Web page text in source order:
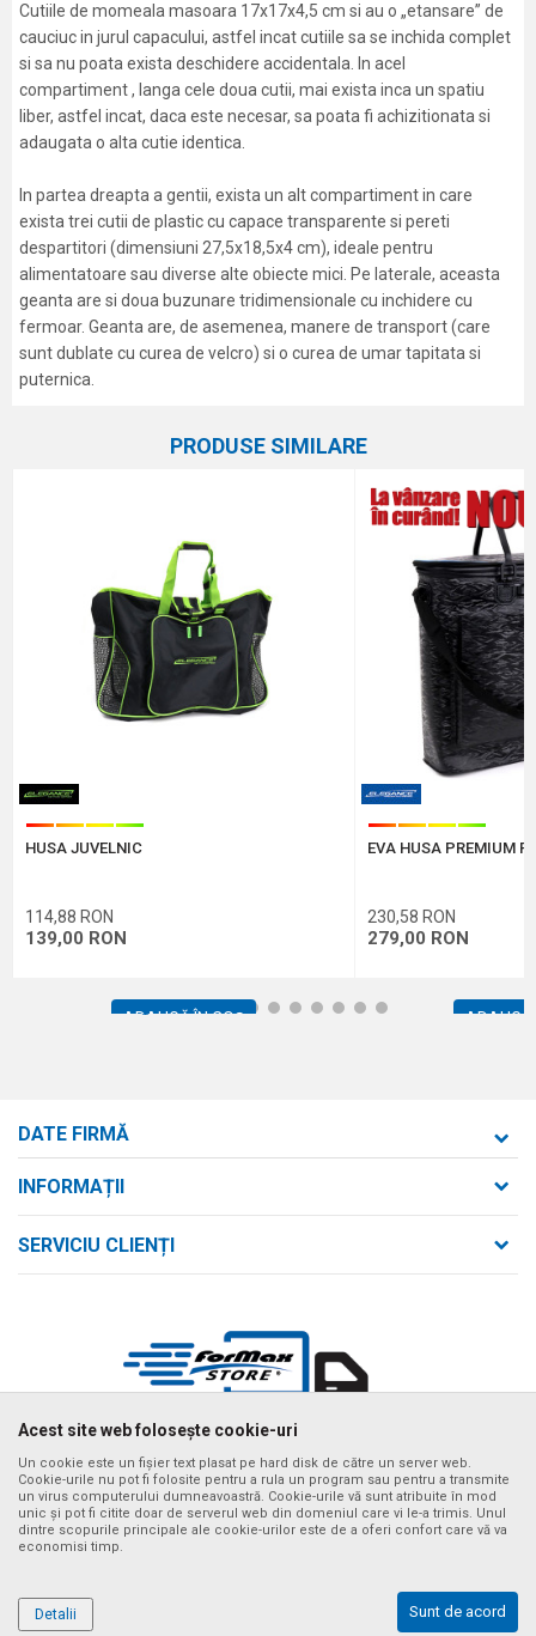
Cutiile de momeala masoara 17x17x4,5 cm si au o „etansare” de
cauciuc in jurul capacului, astfel incat cutiile sa se inchida complet
si sa nu poata exista deschidere accidentala. In acel
compartiment , langa cele doua cutii, mai exista inca un spatiu
liber, astfel incat, daca este necesar, sa poata fi achizitionata si
adaugata o alta cutie identica.
In partea dreapta a gentii, exista un alt compartiment in care
exista trei cutii de plastic cu capace transparente si pereti
despartitori (dimensiuni 27,5x18,5x4 cm), ideale pentru
alimentatoare sau diverse alte obiecte mici. Pe laterale, aceasta
geanta are si doua buzunare tridimensionale cu inchidere cu
fermoar. Geanta are, de asemenea, manere de transport (care
sunt dublate cu curea de velcro) si o curea de umar tapitata si
puternica.
Genți universale
Elegance Feeder Pro
Comentariu
PRODUSE SIMILARE
HUSA JUVELNIC
114,88 RON
139,00 RON
ADAUGĂ ÎN COȘ
EVA HUSA PREMIUM
230,58 RON
279,00 RON
ADAUGĂ
1 2 3 4 5 6 7 8 9 101112
DATE FIRMĂ
strada Bld. Mihai Viteazul nr. 169/B
birou@formaxstore.ro
Cont
Banca Comerciala Romana RO56RNCB0214115029790001
CIF
RO14340592
RO14340592
INFORMAȚII
SERVICIU CLIENȚI
Cum se achiziționează
Metode de plată
Termeni de livrare
Timpii de livrare cu vehiculul nostru
Ne străduim să fim cât mai preciși posibil în descrierile produselor,
afișarea imaginilor și prețurile, dar nu putem garanta că toate informațiile
sunt complete și fără erori. Toate articolele afișate pe site fac parte din
oferta noastră și nu înseamnă că sunt disponibile în orice moment. Puteți
verifica disponibilitatea produselor apelând numărul de asistență al
©2026
NB SOFT
. Toate
Acest site web folosește cookie-uri
Un cookie este un fișier text plasat pe hard disk de către un server web.
Cookie-urile nu pot fi folosite pentru a rula un program sau pentru a transmite
un virus computerului dumneavoastră. Cookie-urile vă sunt atribuite în mod
unic și pot fi citite doar de serverul web din domeniul care vi le-a trimis. Unul
dintre scopurile principale ale cookie-urilor este de a oferi confort care vă va
economisi timp.
Detalii Sunt de acord